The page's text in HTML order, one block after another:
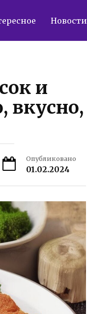
Новости
и
вкусно,
Опубликовано
01.02.2024